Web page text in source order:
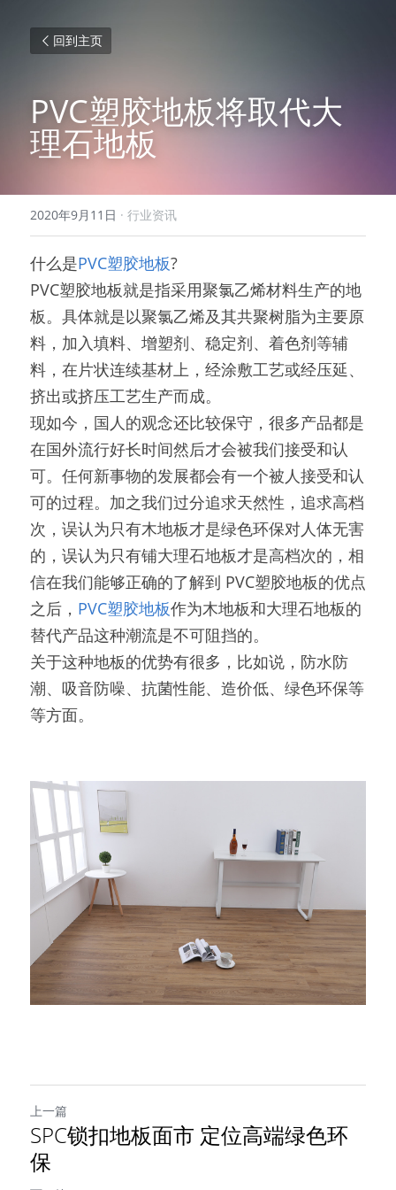
回到主页
PVC塑胶地板将取代大
理石地板
2020年9月11日 · 行业资讯
什么是PVC塑胶地板?
PVC塑胶地板就是指采用聚氯乙烯材料生产的地
板。具体就是以聚氯乙烯及其共聚树脂为主要原
料，加入填料、增塑剂、稳定剂、着色剂等辅
料，在片状连续基材上，经涂敷工艺或经压延、
挤出或挤压工艺生产而成。
现如今，国人的观念还比较保守，很多产品都是
在国外流行好长时间然后才会被我们接受和认
可。任何新事物的发展都会有一个被人接受和认
可的过程。加之我们过分追求天然性，追求高档
次，误认为只有木地板才是绿色环保对人体无害
的，误认为只有铺大理石地板才是高档次的，相
信在我们能够正确的了解到 PVC塑胶地板的优点
之后， PVC塑胶地板作为木地板和大理石地板的
替代产品这种潮流是不可阻挡的。
关于这种地板的优势有很多，比如说，防水防
潮、吸音防噪、抗菌性能、造价低、绿色环保等
等方面。
上一篇
SPC锁扣地板面市 定位高端绿色环
保